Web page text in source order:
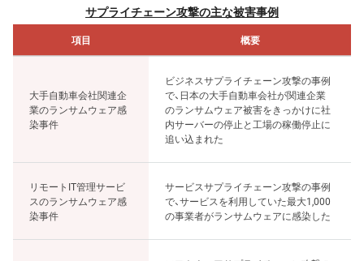
サプライチェーン攻撃の主な被害事例
項目 概要
大手自動車会社関連企
業のランサムウェア感
染事件
ビジネスサプライチェーン攻撃の事例
で、日本の大手自動車会社が関連企業
のランサムウェア被害をきっかけに社
内サーバーの停止と工場の稼働停止に
追い込まれた
リモートIT管理サービ
スのランサムウェア感
染事件
サービスサプライチェーン攻撃の事例
で、サービスを利用していた最大1,000
の事業者がランサムウェアに感染した